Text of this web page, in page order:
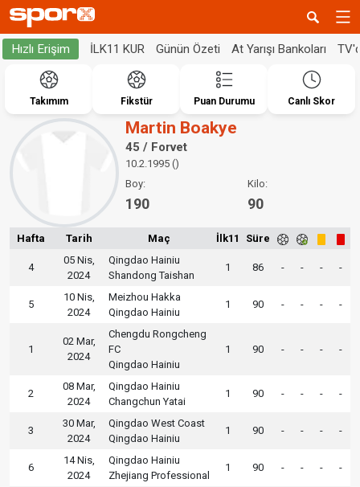
Hızlı Erişim İLK11 KUR Günün Özeti At Yarışı Bankoları
Takımım Fikstür Puan Durumu Canlı Skor
Martin Boakye
45 / Forvet
10.2.1995 ()
Boy:
190
Kilo:
90
Hafta Tarih Maç İlk11 Süre
4
05 Nis,
2024
Qingdao Hainiu
Shandong Taishan
1 86 - - - -
5
10 Nis,
2024
Meizhou Hakka
Qingdao Hainiu
1 90 - - - -
1
02 Mar,
2024
Chengdu Rongcheng
FC
Qingdao Hainiu
1 90 - - - -
2
08 Mar,
2024
Qingdao Hainiu
Changchun Yatai
1 90 - - - -
3
30 Mar,
2024
Qingdao West Coast
Qingdao Hainiu
1 90 - - - -
6
14 Nis,
2024
Qingdao Hainiu
Zhejiang Professional
1 90 - - - -